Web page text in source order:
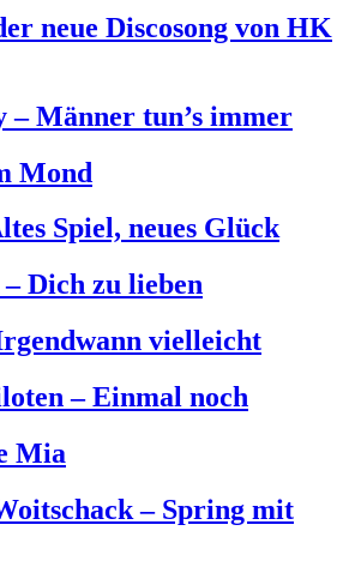
neue Discosong von HK
– Männer tun’s immer
Mond
Spiel, neues Glück
Dich zu lieben
vielleicht
– Einmal noch
Mia
– Spring mit